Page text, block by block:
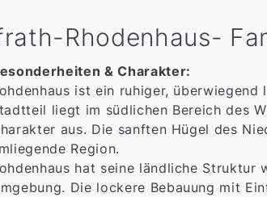
Rhodenhaus-
& Charakter:
ist ein ruhiger,
liegt im südlichen Bereich des
aus. Die sanften Hügel des
Region.
hat seine ländliche
Die lockere Bebauung mit